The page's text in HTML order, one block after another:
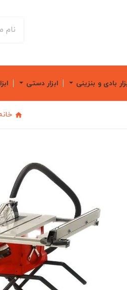
بادی و بنزینی ابزار دستی